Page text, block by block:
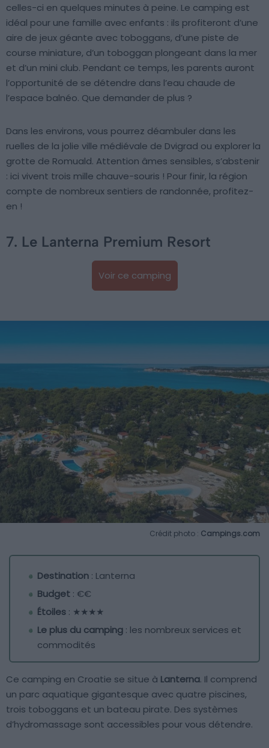
celles-ci en quelques minutes à peine. Le camping est
idéal pour une famille avec enfants : ils profiteront d’une
aire de jeux géante avec toboggans, d’une piste de
course miniature, d’un toboggan plongeant dans la mer
et d’un mini club. Pendant ce temps, les parents auront
l’opportunité de se détendre dans l’eau chaude de
l’espace balnéo. Que demander de plus ?
Dans les environs, vous pourrez déambuler dans les
ruelles de la jolie ville médiévale de Dvigrad ou explorer la
grotte de Romuald. Attention âmes sensibles, s’abstenir
: ici vivent trois mille chauve-souris ! Pour finir, la région
compte de nombreux sentiers de randonnée, profitez-
en !
7. Le Lanterna Premium Resort
Voir ce camping
Crédit photo : Campings.com
Destination : Lanterna
Budget : €€
Étoiles : ★★★★
Le plus du camping : les nombreux services et
commodités
Ce camping en Croatie se situe à Lanterna. Il comprend
un parc aquatique gigantesque avec quatre piscines,
trois toboggans et un bateau pirate. Des systèmes
d’hydromassage sont accessibles pour vous détendre.